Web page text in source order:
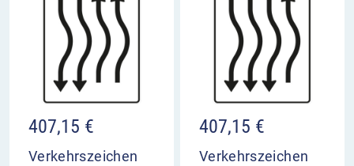
407,15 €
Verkehrszeichen
407,15 €
Verkehrszeichen